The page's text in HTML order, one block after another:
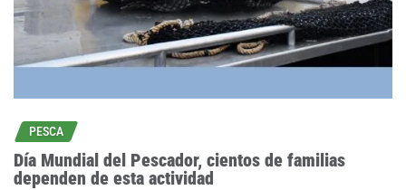
PESCA
Día Mundial del Pescador, cientos de familias
dependen de esta actividad